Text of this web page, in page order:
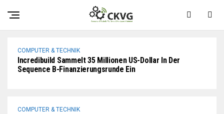
Breez Sammelt 4,5 Millionen US-Dollar In Einer
Spendenrunde
COMPUTER & TECHNIK
Incredibuild Sammelt 35 Millionen US-Dollar In Der
Sequence B-Finanzierungsrunde Ein
COMPUTER & TECHNIK